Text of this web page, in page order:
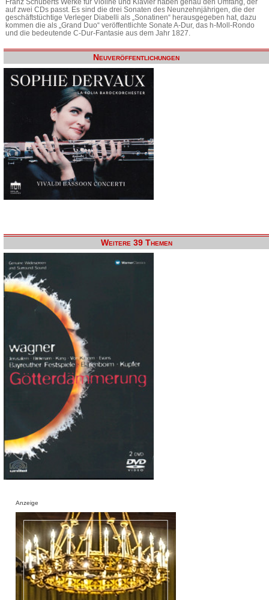
Franz Schuberts Werke für Violine und Klavier haben genau den Umfang, der
auf zwei CDs passt. Es sind die drei Sonaten des Neunzehnjährigen, die der
geschäftstüchtige Verleger Diabelli als „Sonatinen“ herausgegeben hat, dazu
kommen die als „Grand Duo“ veröffentlichte Sonate A-Dur, das h-Moll-Rondo
und die bedeutende C-Dur-Fantasie aus dem Jahr 1827.
Neuveröffentlichungen
Weitere 39 Themen
Anzeige